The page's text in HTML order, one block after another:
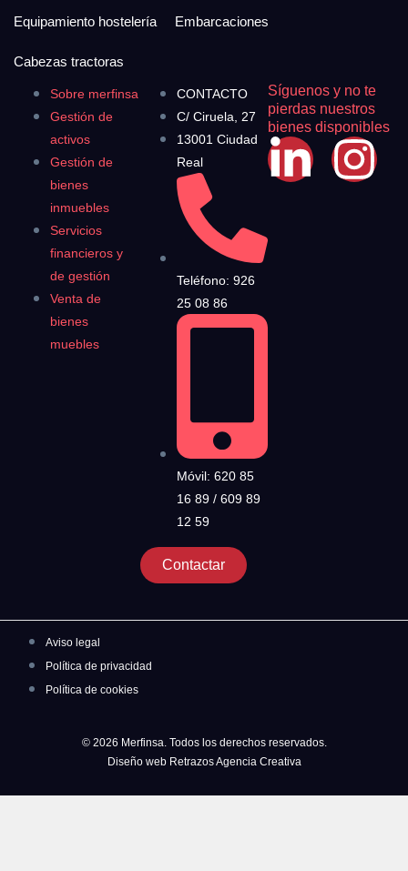
Sobre merfinsa
Gestión de
activos
Gestión de
bienes
inmuebles
Servicios
financieros y
de gestión
Venta de
bienes
muebles
CONTACTO
C/ Ciruela, 27
13001 Ciudad
Real
Teléfono: 926
25 08 86
Móvil: 620 85
16 89 / 609 89
12 59
Contactar
Síguenos y no te
pierdas nuestros
bienes disponibles
Equipamiento hostelería Embarcaciones
Cabezas tractoras
Aviso legal
Política de privacidad
Política de cookies
© 2026 Merfinsa. Todos los derechos reservados.
Diseño web Retrazos Agencia Creativa